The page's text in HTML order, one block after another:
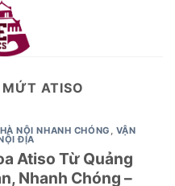
ATISO
NỘI NHANH CHÓNG , VẬN
ĐỊA
Atiso Từ Quảng
Nhanh Chóng –